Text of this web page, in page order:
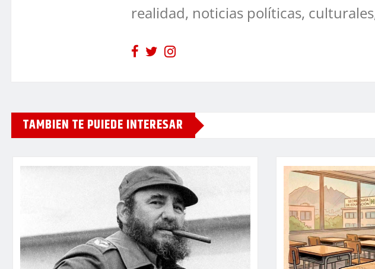
realidad, noticias políticas,
TAMBIEN TE PUIEDE INTERESAR